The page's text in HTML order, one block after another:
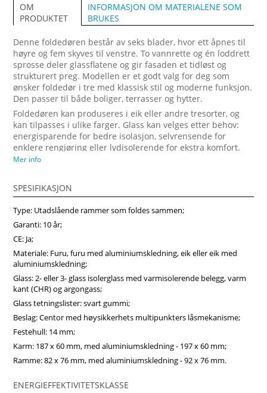
OM
PRODUKTET
INFORMASJON OM MATERIALENE SOM
BRUKES
Denne foldedøren består av seks blader, hvor ett åpnes til
høyre og fem skyves til venstre. To vannrette og én loddrett
sprosse deler glassflatene og gir fasaden et tidløst og
strukturert preg. Modellen er et godt valg for deg som
ønsker foldedør i tre med klassisk stil og moderne funksjon.
Den passer til både boliger, terrasser og hytter.
Foldedøren kan produseres i eik eller andre tresorter, og
kan tilpasses i ulike farger. Glass kan velges etter behov:
energisparende for bedre isolasjon, selvrensende for
enklere rengjøring eller lydisolerende for ekstra komfort.
Mange velger denne modellen fordi den kombinerer
Mer info
SPESIFIKASJON
Type: Utadslående rammer som foldes sammen;
Garanti: 10 år;
CE: Ja;
Materiale: Furu, furu med aluminiumskledning, eik eller eik med
aluminiumskledning;
Glass: 2- eller 3- glass isolerglass med varmisolerende belegg, varm
kant (CHR) og argongass;
Glass tetningslister: svart gummi;
Beslag: Centor med høysikkerhets multipunkters låsmekanisme;
Festehull: 14 mm;
Karm: 187 x 60 mm, med aluminiumskledning - 197 x 60 mm;
Ramme: 82 x 76 mm, med aluminiumskledning - 92 x 76 mm.
ENERGIEFFEKTIVITETSKLASSE